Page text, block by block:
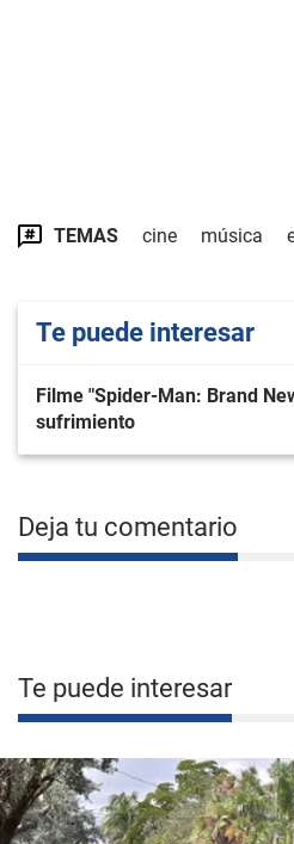
TEMAS cine música
Te puede interesar
Filme "Spider-Man: Brand
sufrimiento
Deja tu comentario
Te puede interesar